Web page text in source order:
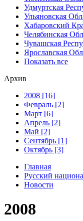
Удмуртская
Ульяновская
Хабаровский
Челябинская
Чувашская
Ярославская
Показать все
Архив
2008 [16]
Февраль [2]
Март [6]
Апрель [2]
Май [2]
Сентябрь [1]
Октябрь [3]
Главная
Русский
Новости
2008